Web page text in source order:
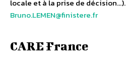
locale et à la prise de
Bruno.LEMEN@finistere.fr
CARE France